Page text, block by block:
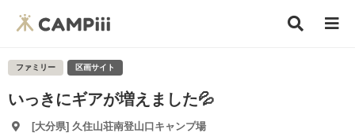
ファミリー 区画サイト
いっきにギアが増えました💦
[大分県] 久住山荘南登山口キャンプ場